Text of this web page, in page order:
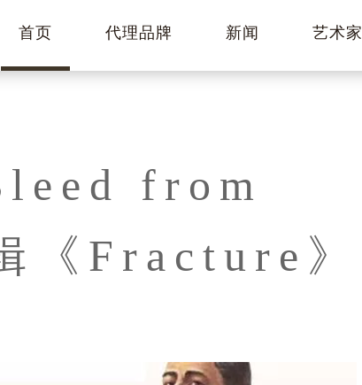
首页 代理品牌 新闻 艺术家
from
《Fracture》